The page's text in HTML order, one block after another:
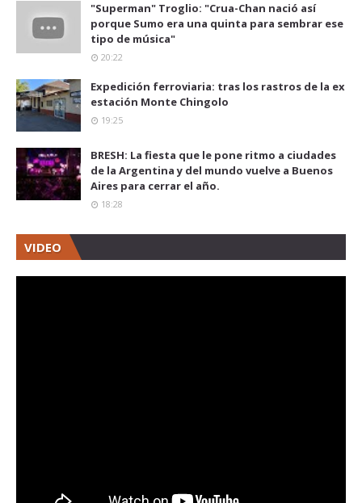
"Superman" Troglio: "Crua-Chan nació así
porque Sumo era una quinta para sembrar ese
tipo de música"
20:22
Expedición ferroviaria: tras los rastros de la ex
estación Monte Chingolo
19:25
BRESH: La fiesta que le pone ritmo a ciudades
de la Argentina y del mundo vuelve a Buenos
Aires para cerrar el año.
18:28
VIDEO